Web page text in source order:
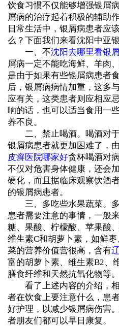
饮食习惯不仅能够增强银屑
屑病的治疗起着积极的辅助
日常生活中，银屑病患者应
么？下面我们来看沈阳中亚
一、不沈阳去哪里看银
屑病一定不能吃海鲜、羊肉
是由于如果有些银屑病患者
后，银屑病病情加重，这多
应有关，这类患者则应相应
响的话，也可以适当食用一
养不良。
二、禁止喝酒。喝酒对于
银屑病患者就更加困难了，
皮癣医院哪家好贪杯喝酒对
不仅对危害身体健康，还会
硬化，而且据临床观察饮酒
的银屑病患者。
三、多吃些水果蔬菜。多
患者需要注意的事情，一般
糖、果酸、柠檬酸、苹果酸
维生素C和胡萝卜素，如鲜
菜的营养价值营很高，含有
富的胡萝卜素、维生素B2、
膳食纤维和天然抗氧化物等。
看了上述内容的介绍，相
者在饮食上要注意什么，患
好护理，以减少银屑病伤害
者朋友们都可以早日康复。